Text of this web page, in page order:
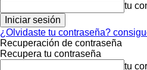
tu
¿Olvidaste tu contraseña?
Recuperación de contraseña
Recupera tu contraseña
tu